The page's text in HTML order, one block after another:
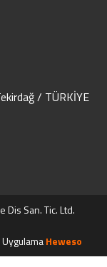
/ TÜRKİYE
Dis San. Tic. Ltd.
UygulamaHeweso